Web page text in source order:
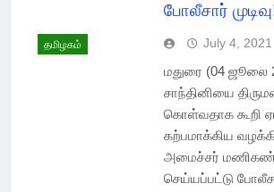
தமிழகம்
போலீசார்
July 4, 2021
மதுரை (04 ஜூலை
சாந்தினியை
கொள்வதாக கூறி
கற்பமாக்கிய
அமைச்சர்
செய்யப்பட்டு